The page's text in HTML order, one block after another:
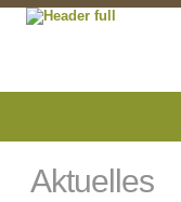
Aktuelles